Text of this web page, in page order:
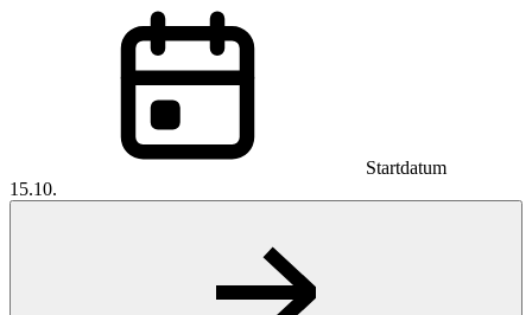
Startdatum
15.10.